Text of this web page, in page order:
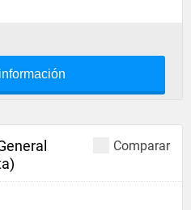
Comparar